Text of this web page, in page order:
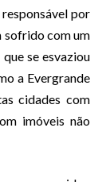
por
sofrido com um
se esvaziou
a Evergrande
cidades com
imóveis não